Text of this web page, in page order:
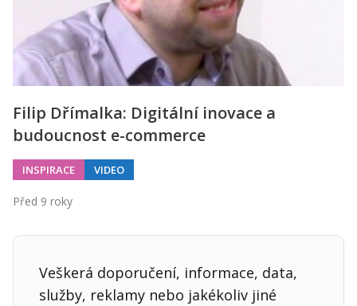
Filip Dřímalka: Digitální inovace a
budoucnost e-commerce
INSPIRACE VIDEO
Před 9 roky
Veškerá doporučení, informace, data,
služby, reklamy nebo jakékoliv jiné